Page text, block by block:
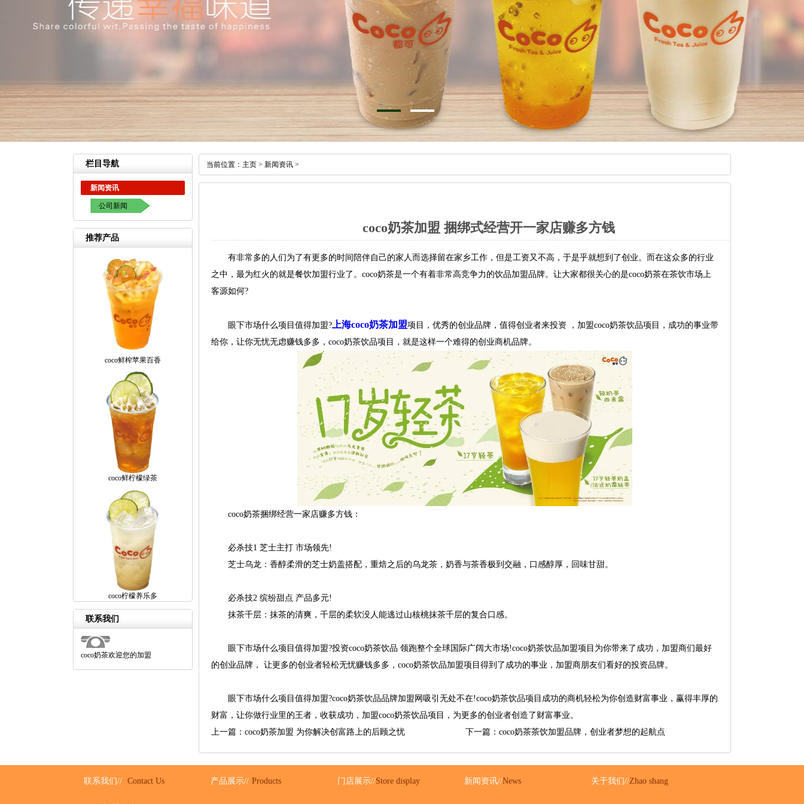
栏目导航
新闻资讯
公司新闻
推荐产品
coco鲜榨苹果百香
coco鲜柠檬绿茶
coco柠檬养乐多
联系我们
coco奶茶欢迎您的加盟
当前位置： 主页 > 新闻资讯 >
coco奶茶加盟 捆绑式经营开一家店赚多方钱
有非常多的人们为了有更多的时间陪伴自己的家人而选择留在家乡工作，但是工资又不高，于是乎就想到了创业。而在这众多的行业
之中，最为红火的就是餐饮加盟行业了。coco奶茶是一个有着非常高竞争力的饮品加盟品牌。让大家都很关心的是coco奶茶在茶饮市场上
客源如何?
眼下市场什么项目值得加盟? 上海coco奶茶加盟项目，优秀的创业品牌，值得创业者来投资 ，加盟coco奶茶饮品项目，成功的事业带
给你，让你无忧无虑赚钱多多，coco奶茶饮品项目，就是这样一个难得的创业商机品牌。
coco奶茶捆绑经营一家店赚多方钱：
必杀技1 芝士主打 市场领先!
芝士乌龙：香醇柔滑的芝士奶盖搭配，重焙之后的乌龙茶，奶香与茶香极到交融，口感醇厚，回味甘甜。
必杀技2 缤纷甜点 产品多元!
抹茶千层：抹茶的清爽，千层的柔软没人能逃过山核桃抹茶千层的复合口感。
眼下市场什么项目值得加盟?投资coco奶茶饮品 领跑整个全球国际广阔大市场!coco奶茶饮品加盟项目为你带来了成功，加盟商们最好
的创业品牌， 让更多的创业者轻松无忧赚钱多多，coco奶茶饮品加盟项目得到了成功的事业，加盟商朋友们看好的投资品牌。
眼下市场什么项目值得加盟?coco奶茶饮品品牌加盟网吸引无处不在!coco奶茶饮品项目成功的商机轻松为你创造财富事业，赢得丰厚的
财富，让你做行业里的王者，收获成功，加盟coco奶茶饮品项目，为更多的创业者创造了财富事业。
上一篇：coco奶茶加盟 为你解决创富路上的后顾之忧
下一篇：coco奶茶茶饮加盟品牌，创业者梦想的起航点
联系我们// Contact Us 产品展示// Products 门店展示//Store display 新闻资讯//News 关于我们//Zhao shang